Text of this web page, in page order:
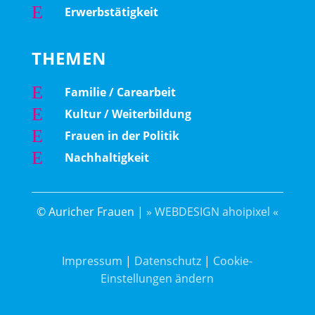
E
Erwerbstätigkeit
THEMEN
E Familie / Carearbeit
E Kultur / Weiterbildung
E Frauen in der Politik
E Nachhaltigkeit
© Auricher Frauen | » WEBDESIGN ahoipixel «
Impressum | Datenschutz | Cookie-
Einstellungen ändern